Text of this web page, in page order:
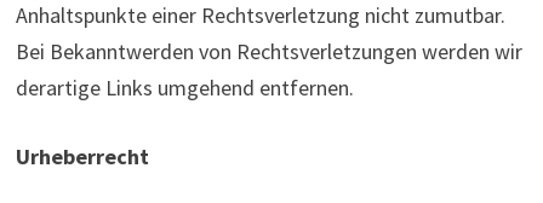
Anhaltspunkte einer Rechtsverletzung nicht zumutbar.
Bei Bekanntwerden von Rechtsverletzungen werden wir
derartige Links umgehend entfernen.
Urheberrecht